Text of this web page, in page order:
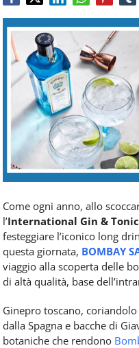
Food
Service
e
tutte
le
novità
del
comparto
Horeca.
Come ogni anno, allo
l’International Gin &
festeggiare l’iconico long
questa giornata, BOMBAY
viaggio alla scoperta delle
di altà qualità, base
Ginepro toscano,
dalla Spagna e bacche di
botaniche che rendono